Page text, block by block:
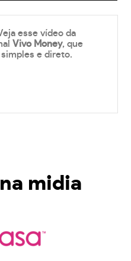
esse vídeo da
Vivo Money, que
e direto.
midia